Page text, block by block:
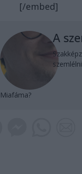
[/embed]
Miafáma?
A